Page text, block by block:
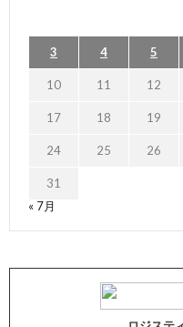
3 4 5
10 11 12
17 18 19
24 25 26
31
« 7月